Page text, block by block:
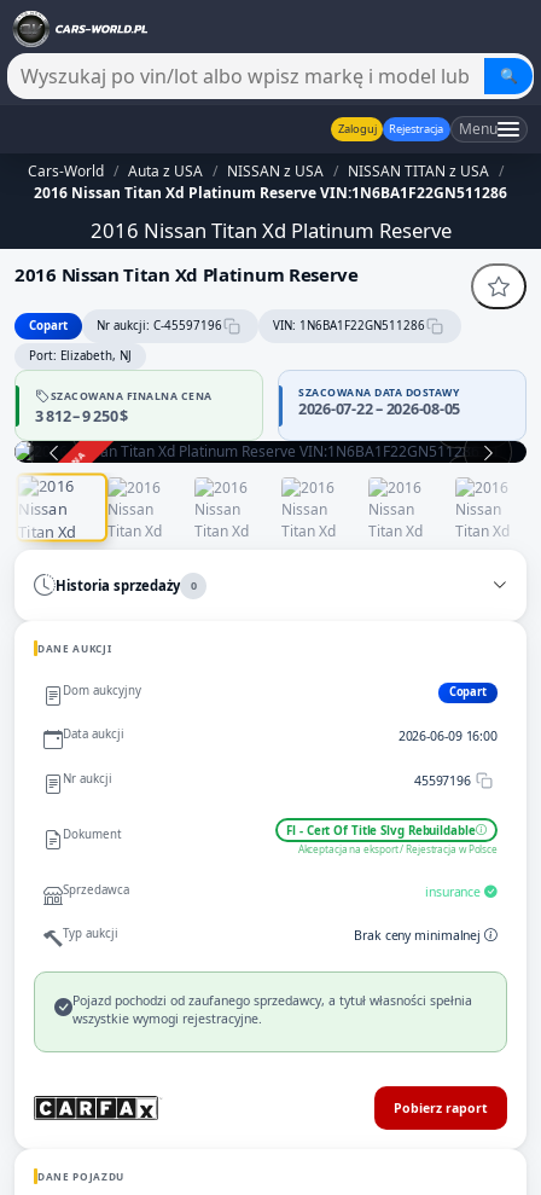
🔍
Zaloguj Rejestracja Menu
Cars-World / Auta z USA / NISSAN z USA / NISSAN TITAN z USA /
2016 Nissan Titan Xd Platinum Reserve VIN:1N6BA1F22GN511286
2016 Nissan Titan Xd Platinum Reserve
2016 Nissan Titan Xd Platinum Reserve
Copart Nr aukcji: C-45597196
VIN: 1N6BA1F22GN511286
Port: Elizabeth, NJ
SZACOWANA FINALNA CENA
3 812 – 9 250 $
SZACOWANA DATA DOSTAWY
2026-07-22 – 2026-08-05
ZAKOŃCZONA
Historia sprzedaży 0
DANE AUKCJI
Dom aukcyjny Copart
Data aukcji 2026-06-09 16:00
Nr aukcji 45597196
Dokument Fl - Cert Of Title Slvg Rebuildable
Akceptacja na eksport / Rejestracja w Polsce
Sprzedawca insurance
Typ aukcji Brak ceny minimalnej
Pojazd pochodzi od zaufanego sprzedawcy, a tytuł własności spełnia
wszystkie wymogi rejestracyjne.
Pobierz raport
DANE POJAZDU